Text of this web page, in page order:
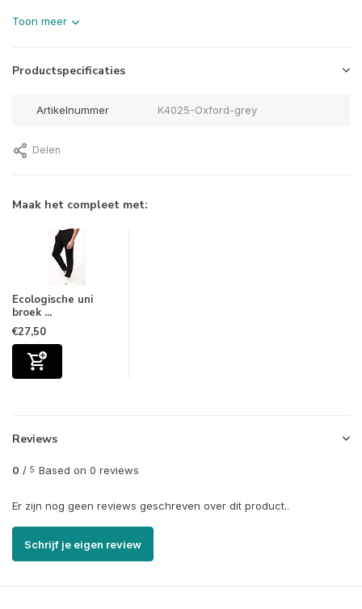
Toon meer
Productspecificaties
Artikelnummer K4025-Oxford-grey
Delen
Maak het compleet met:
Ecologische uni
broek ...
€27,50
Reviews
0 / 5 Based on 0 reviews
Er zijn nog geen reviews geschreven over dit product..
Schrijf je eigen review